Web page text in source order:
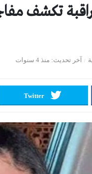
تكشف
آخر تحديث منذ 4 سنوات
Twitter